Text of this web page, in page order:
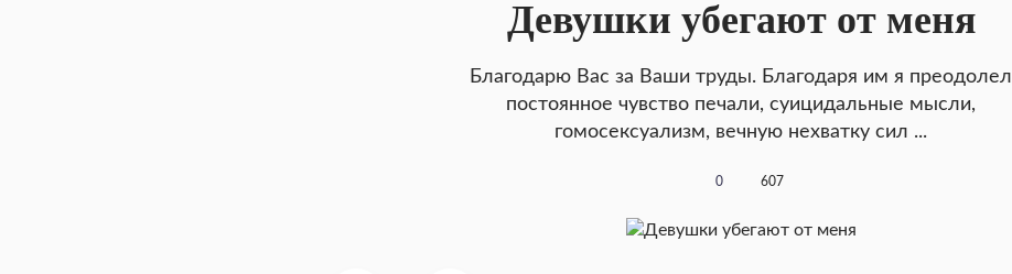
Девушки убегают от меня
Благодарю Вас за Ваши труды. Благодаря им я преодолел
постоянное чувство печали, суицидальные мысли,
гомосексуализм, вечную нехватку сил ...
0 607